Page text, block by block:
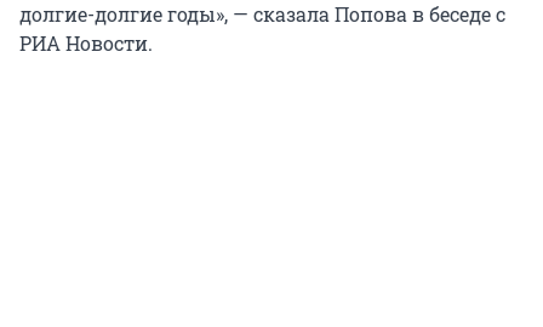
долгие-долгие годы», — сказала Попова в беседе с
РИА Новости.